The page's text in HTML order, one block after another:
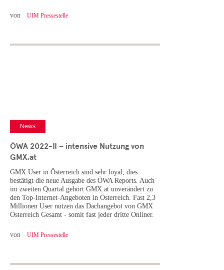
von UIM Pressestelle
News
ÖWA 2022-II – intensive Nutzung von
GMX.at
GMX User in Österreich sind sehr loyal, dies
bestätigt die neue Ausgabe des ÖWA Reports. Auch
im zweiten Quartal gehört GMX.at unverändert zu
den Top-Internet-Angeboten in Österreich. Fast 2,3
Millionen User nutzen das Dachangebot von GMX
Österreich Gesamt - somit fast jeder dritte Onliner.
von UIM Pressestelle